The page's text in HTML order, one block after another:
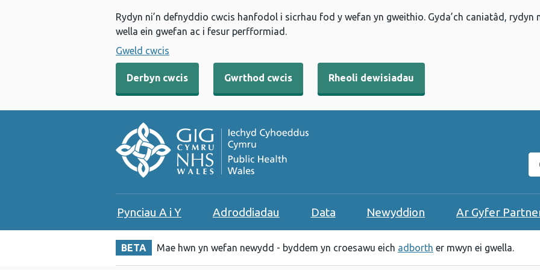
Rydyn ni’n defnyddio cwcis hanfodol i sicrhau fod y wefan yn gweithio. Gyda’ch caniatâd,
wella ein gwefan ac i fesur perfformiad.
Gweld cwcis
Derbyn cwcis Gwrthod cwcis Rheoli dewisiadau
Pynciau A i Y Adroddiadau Data Newyddion Ar Gyfer
BETA Mae hwn yn wefan newydd - byddem yn croesawu eich adborth er mwyn ei gwella.